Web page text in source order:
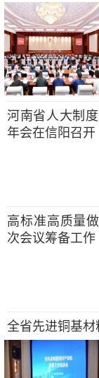
河南省人大制
年会在信阳召开
高标准高质量
次会议筹备工作
全省先进铜基